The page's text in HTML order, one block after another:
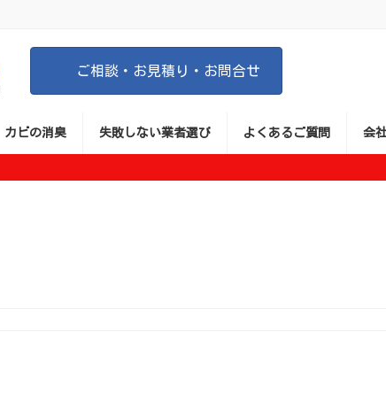
ご相談・お見積り・お問合せ
カビの消臭 失敗しない業者選び よくあるご質問 会